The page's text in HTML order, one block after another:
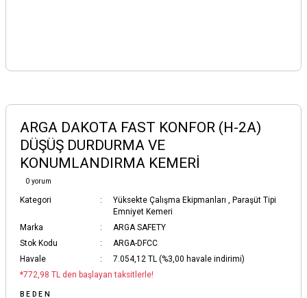
ARGA DAKOTA FAST KONFOR (H-2A)
DÜŞÜŞ DURDURMA VE
KONUMLANDIRMA KEMERİ
0 yorum
Kategori Yüksekte Çalışma Ekipmanları , Paraşüt Tipi
Emniyet Kemeri
Marka
ARGA SAFETY
Stok Kodu
ARGA-DFCC
Havale
7.054,12 TL (%3,00 havale indirimi)
*772,98 TL den başlayan taksitlerle!
BEDEN